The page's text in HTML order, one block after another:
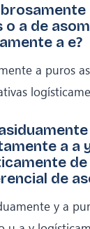
o a de
a e?
a puros
a a
de
y a